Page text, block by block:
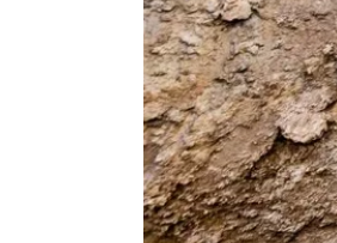
Analyser fra
Analyser fra
Svendborg